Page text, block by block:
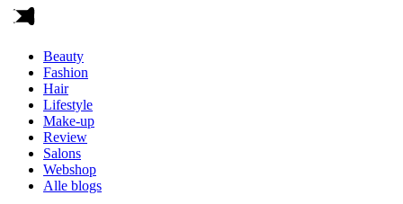
Beauty
Fashion
Hair
Lifestyle
Make-up
Review
Salons
Webshop
Alle blogs